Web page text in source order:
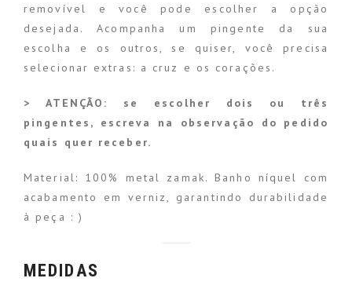
removível e você pode escolher a opção
desejada. Acompanha um pingente da sua
escolha e os outros, se quiser, você precisa
selecionar extras: a cruz e os corações.
> ATENÇÃO: se escolher dois ou três
pingentes, escreva na observação do pedido
quais quer receber.
Material: 100% metal zamak. Banho níquel com
acabamento em verniz, garantindo durabilidade
à peça : )
MEDIDAS